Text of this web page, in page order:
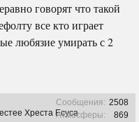
говорят что такой
все кто играет
любязие умирать с 2
Хреста Есуса
Сообщения: 2508
Атмосферы:
869